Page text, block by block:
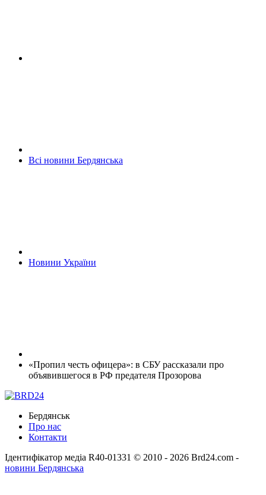
Всі новини Бердянська
Новини України
«Пропил честь офицера»: в СБУ рассказали про
объявившегося в РФ предателя Прозорова
Бердянськ
Про нас
Контакти
Ідентифікатор медіа R40-01331 © 2010 - 2026 Brd24.com -
новини Бердянська